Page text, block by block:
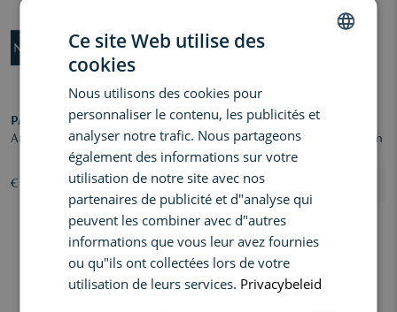
PARFUMS DE MARLY
Anthénaïs Eau de Parfum
€ 285,00
LA MER
Genaissance de la Mer Le Sérum
Ultime
€ 891,00
Ce site Web utilise des
cookies
Nous utilisons des cookies pour
personnaliser le contenu, les publicités et
analyser notre trafic. Nous partageons
également des informations sur votre
utilisation de notre site avec nos
partenaires de publicité et d"analyse qui
peuvent les combiner avec d"autres
informations que vous leur avez fournies
ou qu"ils ont collectées lors de votre
utilisation de leurs services. Privacybeleid